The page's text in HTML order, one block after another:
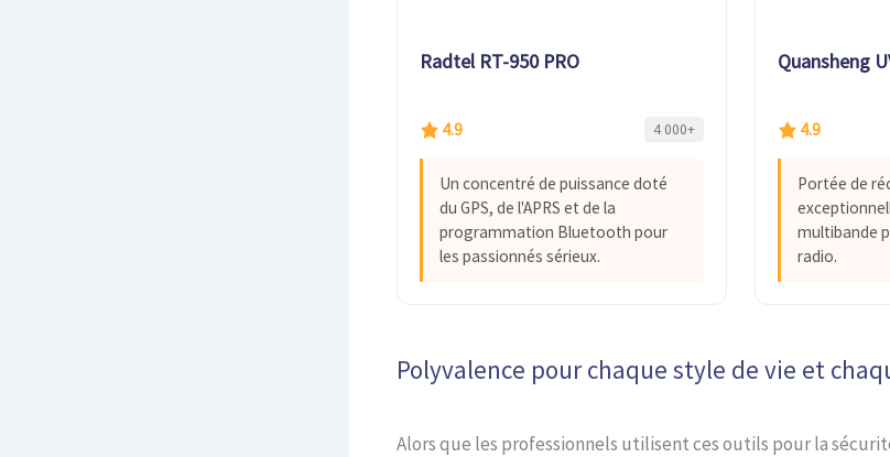
Radtel RT-950 PRO
4.9 4 000+
Un concentré de puissance doté
du GPS, de l'APRS et de la
programmation Bluetooth pour
les passionnés sérieux.
Quansheng
4.9
Portée de
multibande
radio.
Polyvalence pour chaque style de vie et
Alors que les professionnels utilisent ces outils pour la